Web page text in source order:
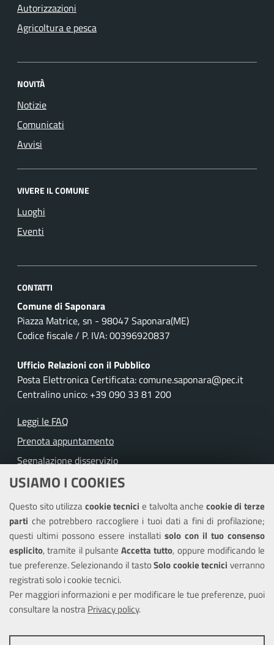
USIAMO I COOKIES
Questo sito utilizzacookie tecnicie talvolta anche cookie di terze
parti che potrebbero raccogliere i tuoi dati a fini di profilazione;
questi ultimi possono essere installati solo con il tuo consenso
esplicito, tramite il pulsante Accetta tutto, oppure modificando le
tue preferenze. Selezionando il tastoSolo cookie tecnici verranno
registrati solo i cookie tecnici.
Per maggiori informazioni e per modificare le tue preferenze, puoi
consultare la nostraPrivacy policy.
Autorizzazioni
Agricoltura e pesca
NOVITÀ
Notizie
Comunicati
Avvisi
VIVERE IL COMUNE
Luoghi
Eventi
CONTATTI
Comune di Saponara
Piazza Matrice, sn - 98047 Saponara(ME)
Codice fiscale / P. IVA: 00396920837
Ufficio Relazioni con il Pubblico
Posta Elettronica Certificata: comune.saponara@pec.it
Centralino unico: +39 090 33 81 200
Leggi le FAQ
Prenota appuntamento
Segnalazione disservizio
Richiesta assistenza
Amministrazione trasparente
Informativa privacy
Note legali
Piano di miglioramento del sito
Dichiarazione di accessibilità